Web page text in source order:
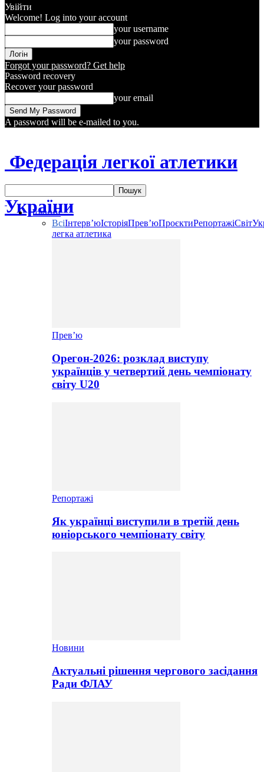
Увійти
Welcome! Log into your account
your username
your password
Forgot your password? Get help
Password recovery
Recover your password
your email
A password will be e-mailed to you.
Федерація легкої атлетики
України
Новини
ВсіІнтерв’юІсторіяПрев’юПроєктиРепортажіСвіт
легка атлетика
Прев’ю
Орегон-2026: розклад виступу
українців у четвертий день чемпіонату
світу U20
Репортажі
Як українці виступили в третій день
юніорського чемпіонату світу
Новини
Актуальні рішення чергового засідання
Ради ФЛАУ